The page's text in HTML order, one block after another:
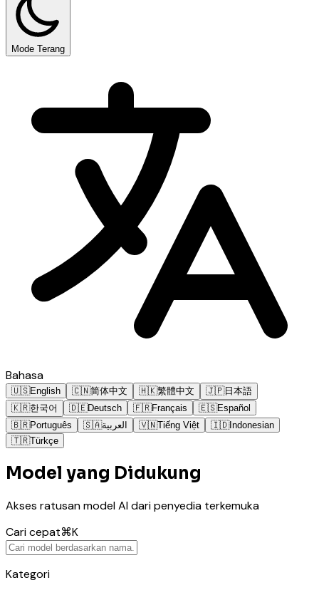
Mode Terang
Bahasa
🇺🇸English 🇨🇳简体中文 🇭🇰繁體中文 🇯🇵日本語
🇰🇷한국어 🇩🇪Deutsch 🇫🇷Français 🇪🇸Español
🇧🇷Português 🇸🇦العربية 🇻🇳Tiếng Việt 🇮🇩Indonesian
🇹🇷Türkçe
Model yang Didukung
Akses ratusan model AI dari penyedia terkemuka
Cari cepat⌘K
Kategori